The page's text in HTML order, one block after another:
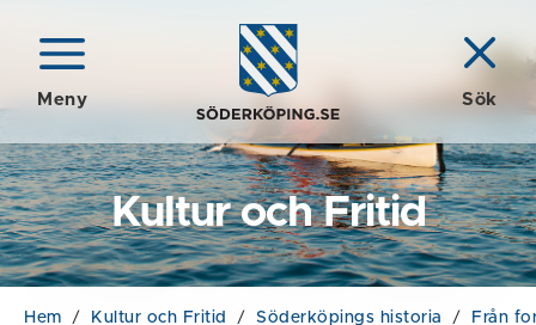
Meny Sök
Kultur och Fritid
Hem / Kultur och Fritid / Söderköpings historia / Från